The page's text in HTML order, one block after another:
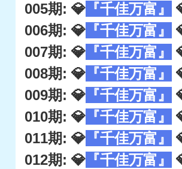
005期: 💎 『千佳万富』
006期: 💎 『千佳万富』
007期: 💎 『千佳万富』
008期: 💎 『千佳万富』
009期: 💎 『千佳万富』
010期: 💎 『千佳万富』
011期: 💎 『千佳万富』
012期: 💎 『千佳万富』